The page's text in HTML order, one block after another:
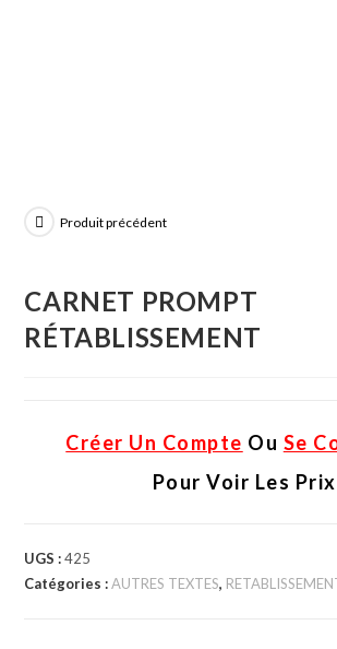
Produit précédent
CARNET PROMPT
RÉTABLISSEMENT
Créer Un Compte Ou Se
Pour Voir Les Prix
UGS :425
Catégories :AUTRES TEXTES,